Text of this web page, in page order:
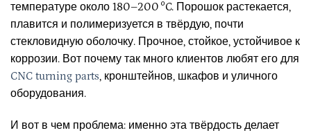
температуре около 180–200 °C. Порошок растекается,
плавится и полимеризуется в твёрдую, почти
стекловидную оболочку. Прочное, стойкое, устойчивое к
коррозии. Вот почему так много клиентов любят его для
CNC turning parts, кронштейнов, шкафов и уличного
оборудования.
И вот в чем проблема: именно эта твёрдость делает